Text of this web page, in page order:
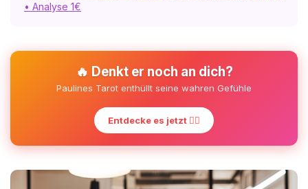
• Analyse 1€
🔥 Denkt er noch an dich?
Paulines Tarot enthüllt seine wahren Gefühle
Entdecke es jetzt ❤️‍🔥